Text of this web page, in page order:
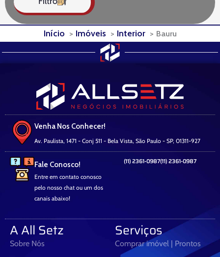
Início Imóveis Interior Bauru
Fale Conosco!
Entre em contato conosco
pelo nosso chat ou um dos
canais abaixo!
(11) 2361-0987(11) 2361-0987
Venha Nos Conhecer!
Av. Paulista, 1471 - Conj 511 - Bela Vista, São Paulo - SP, 01311-927
A All Setz
Sobre Nós
Serviços
Comprar imóvel | Prontos